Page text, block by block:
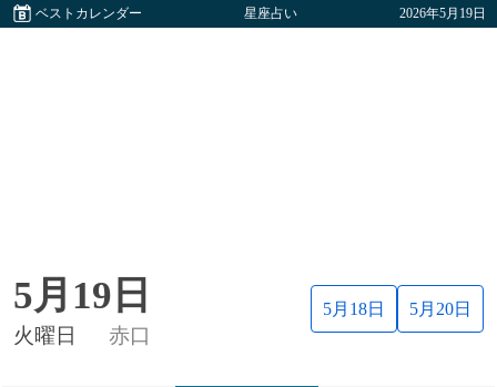
ベストカレンダー 星座占い 2026年5月19日
5月19日
火曜日 赤口
5月18日 5月20日